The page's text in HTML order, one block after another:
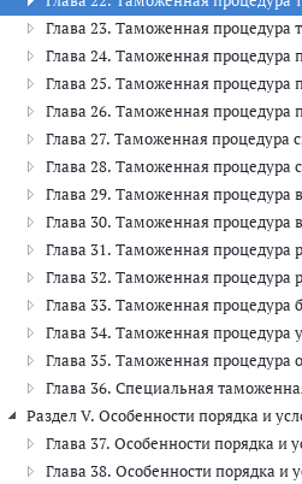
Глава 23. Таможенная процедура
Глава 24. Таможенная процедура
Глава 25. Таможенная процедура
Глава 26. Таможенная процедура
Глава 27. Таможенная процедура
Глава 28. Таможенная процедура
Глава 29. Таможенная процедура
Глава 30. Таможенная процедура
Глава 31. Таможенная процедура
Глава 32. Таможенная процедура
Глава 33. Таможенная процедура
Глава 34. Таможенная процедура
Глава 35. Таможенная процедура
Глава 36. Специальная
Раздел V. Особенности порядка и
Глава 37. Особенности порядка и
Глава 38. Особенности порядка и